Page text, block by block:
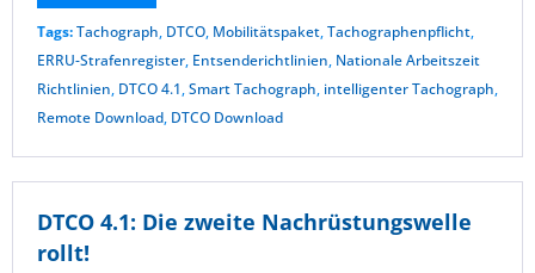
Tags:Tachograph, DTCO, Mobilitätspaket,Tachographenpflicht,
ERRU-Strafenregister, Entsenderichtlinien, Nationale Arbeitszeit
Richtlinien, DTCO 4.1,Smart Tachograph, intelligenter Tachograph,
Remote Download, DTCO Download
DTCO 4.1: Die zweite Nachrüstungswelle
rollt!